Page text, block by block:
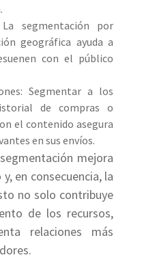
segmentación por
geográfica ayuda a
con el público
Segmentar a los
de compras o
el contenido asegura
en sus envíos.
mejora
en consecuencia, la
no solo contribuye
de los recursos,
relaciones más